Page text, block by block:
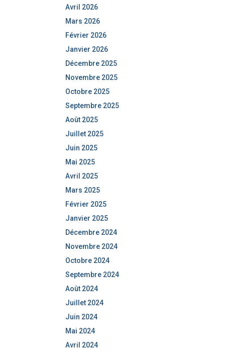
Avril 2026
Mars 2026
Février 2026
Janvier 2026
Décembre 2025
Novembre 2025
Octobre 2025
Septembre 2025
Août 2025
Juillet 2025
Juin 2025
Mai 2025
Avril 2025
Mars 2025
Février 2025
Janvier 2025
Décembre 2024
Novembre 2024
Octobre 2024
Septembre 2024
Août 2024
Juillet 2024
Juin 2024
Mai 2024
Avril 2024